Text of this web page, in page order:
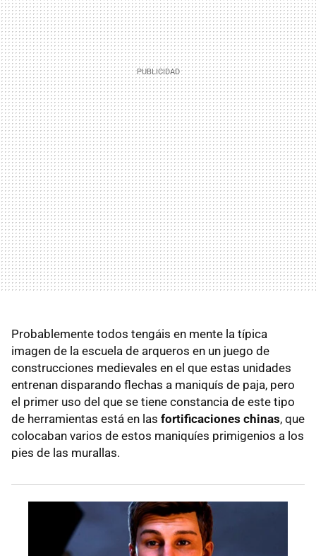
Probablemente todos tengáis en mente la típica
imagen de la escuela de arqueros en un juego de
construcciones medievales en el que estas unidades
entrenan disparando flechas a maniquís de paja, pero
el primer uso del que se tiene constancia de este tipo
de herramientas está en las fortificaciones chinas, que
colocaban varios de estos maniquíes primigenios a los
pies de las murallas.